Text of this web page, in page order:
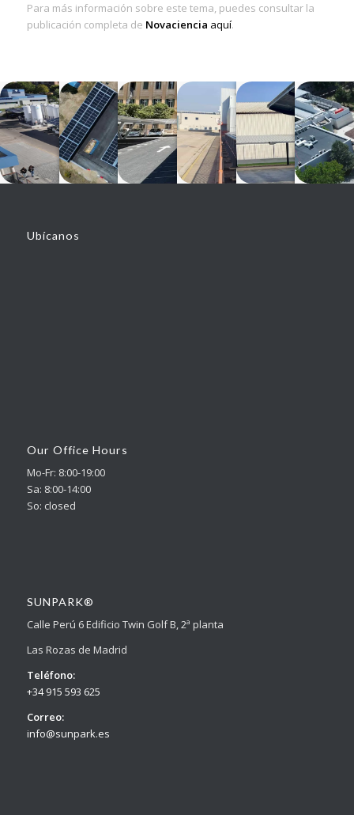
Para más información sobre este tema, puedes consultar la
publicación completa de Novaciencia aquí.
Ubícanos
Our Office Hours
Mo-Fr: 8:00-19:00
Sa: 8:00-14:00
So: closed
SUNPARK®
Calle Perú 6 Edificio Twin Golf B, 2ª planta
Las Rozas de Madrid
Teléfono:
+34 915 593 625
Correo:
info@sunpark.es